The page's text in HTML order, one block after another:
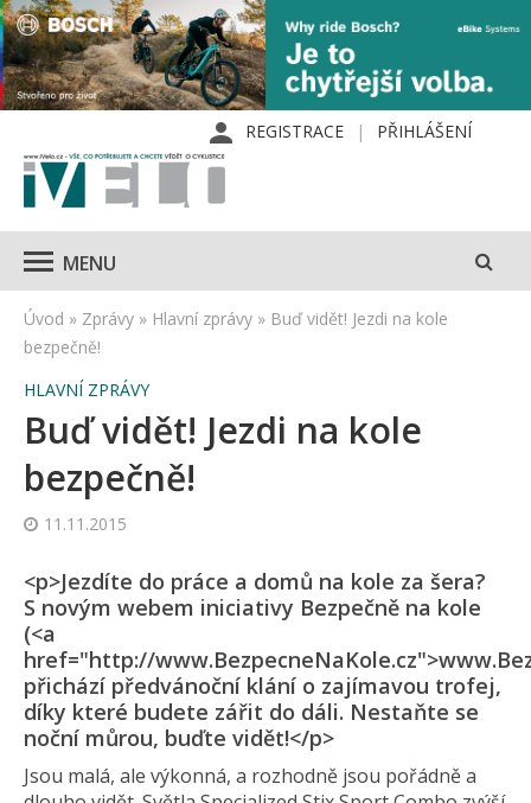
REGISTRACE PŘIHLÁŠENÍ
MENU
Úvod » Zprávy » Hlavní zprávy » Buď vidět! Jezdi na kole
bezpečně!
HLAVNÍ ZPRÁVY
Buď vidět! Jezdi na kole
bezpečně!
11.11.2015
<p>Jezdíte do práce a domů na kole za šera?
S novým webem iniciativy Bezpečně na kole
(<a
href="http://
přichází předvánoční klání o zajímavou trofej,
díky které budete zářit do dáli. Nestaňte se
noční můrou, buďte vidět!</p>
Jsou malá, ale výkonná, a rozhodně jsou pořádně a